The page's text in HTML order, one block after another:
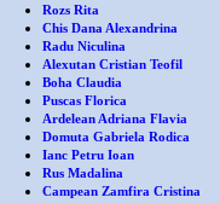
Rozs Rita
Chis Dana Alexandrina
Radu Niculina
Alexutan Cristian Teofil
Boha Claudia
Puscas Florica
Ardelean Adriana Flavia
Domuta Gabriela Rodica
Ianc Petru Ioan
Rus Madalina
Campean Zamfira Cristina